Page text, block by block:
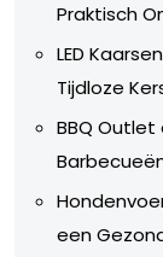
Praktisch
LED
Tijdloze
BBQ Outlet
een